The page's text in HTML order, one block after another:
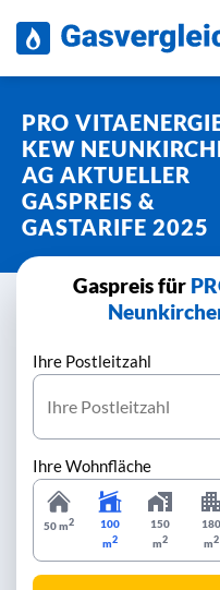
Inhalt
PRO
KEW
AG AKTUELLER
GASPREIS &
GASTARIFE 2025
Gaspreis für
Ihre Postleitzahl
Ihre Wohnfläche
50 m2
100
m2
150
m2
180
m2